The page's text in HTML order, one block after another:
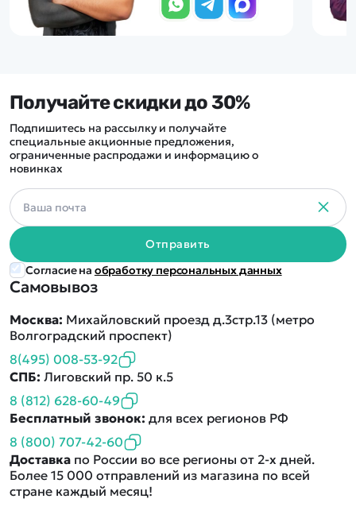
Самовывоз
Москва: Михайловский проезд д.3стр.13 (метро
Волгоградский проспект)
8(495) 008-53-92
СПБ: Лиговский пр. 50 к.5
8 (812) 628-60-49
Бесплатный звонок: для всех регионов РФ
8 (800) 707-42-60
Доставка по России во все регионы от 2-х дней.
Более 15 000 отправлений из магазина по всей
стране каждый месяц!
Получайте скидки до 30%
Подпишитесь на рассылку и получайте
специальные акционные предложения,
ограниченные распродажи и информацию о
новинках
Отправить
Согласие на обработку персональных данных